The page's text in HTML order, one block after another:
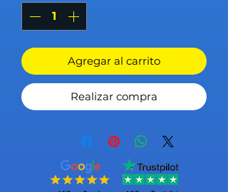
Agregar al carrito
Realizar compra